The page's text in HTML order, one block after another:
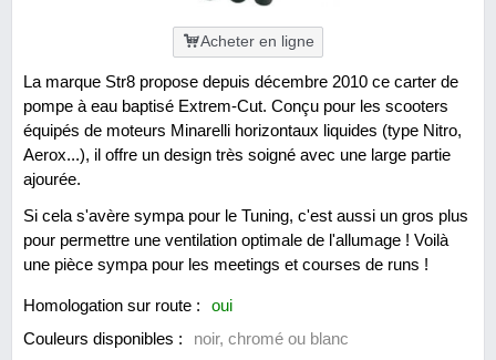
Acheter en ligne
La marque Str8 propose depuis décembre 2010 ce carter de
pompe à eau baptisé Extrem-Cut. Conçu pour les scooters
équipés de moteurs Minarelli horizontaux liquides (type Nitro,
Aerox...), il offre un design très soigné avec une large partie
ajourée.
Si cela s'avère sympa pour le Tuning, c'est aussi un gros plus
pour permettre une ventilation optimale de l'allumage ! Voilà
une pièce sympa pour les meetings et courses de runs !
Homologation sur route :
oui
Couleurs disponibles :
noir, chromé ou blanc